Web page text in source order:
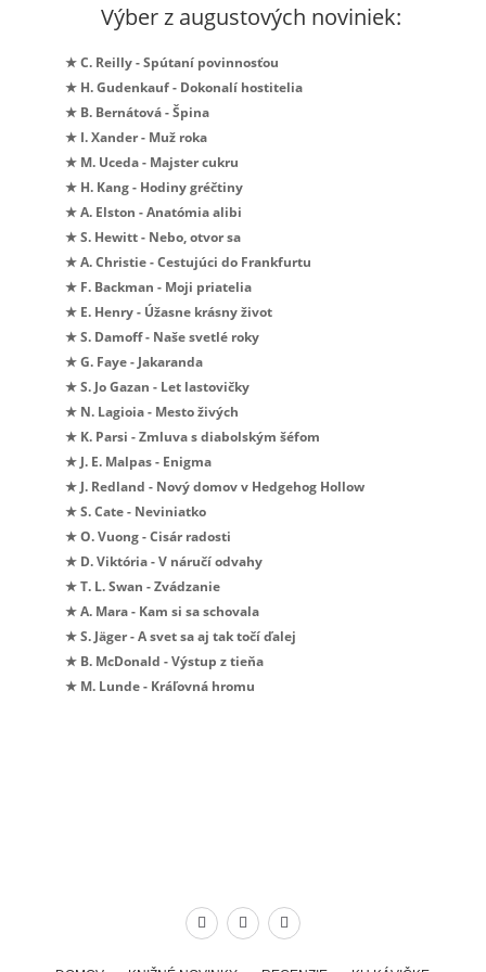
Výber z augustových noviniek:
★ C. Reilly - Spútaní povinnosťou
★ H. Gudenkauf - Dokonalí hostitelia
★ B. Bernátová - Špina
★ I. Xander - Muž roka
★ M. Uceda - Majster cukru
★ H. Kang - Hodiny gréčtiny
★ A. Elston - Anatómia alibi
★ S. Hewitt - Nebo, otvor sa
★ A. Christie - Cestujúci do Frankfurtu
★ F. Backman - Moji priatelia
★ E. Henry - Úžasne krásny život
★ S. Damoff - Naše svetlé roky
★ G. Faye - Jakaranda
★ S. Jo Gazan - Let lastovičky
★ N. Lagioia - Mesto živých
★ K. Parsi - Zmluva s diabolským šéfom
★ J. E. Malpas - Enigma
★ J. Redland - Nový domov v Hedgehog Hollow
★ S. Cate - Neviniatko
★ O. Vuong - Cisár radosti
★ D. Viktória - V náručí odvahy
★ T. L. Swan - Zvádzanie
★ A. Mara - Kam si sa schovala
★ S. Jäger - A svet sa aj tak točí ďalej
★ B. McDonald - Výstup z tieňa
★ M. Lunde - Kráľovná hromu